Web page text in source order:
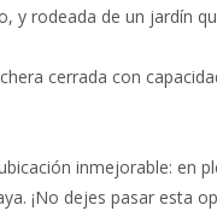
y rodeada de un jardín
cerrada con
inmejorable: en
¡No dejes pasar esta